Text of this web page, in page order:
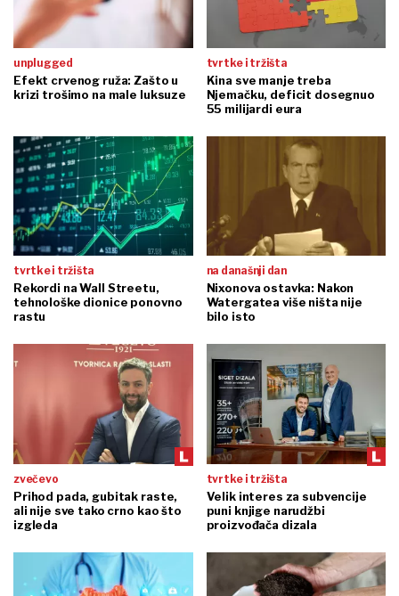
unplugged
Efekt crvenog ruža: Zašto u
krizi trošimo na male luksuze
tvrtke i tržišta
Kina sve manje treba
Njemačku, deficit dosegnuo
55 milijardi eura
tvrtke i tržišta
Rekordi na Wall Streetu,
tehnološke dionice ponovno
rastu
na današnji dan
Nixonova ostavka: Nakon
Watergatea više ništa nije
bilo isto
zvečevo
Prihod pada, gubitak raste,
ali nije sve tako crno kao što
izgleda
tvrtke i tržišta
Velik interes za subvencije
puni knjige narudžbi
proizvođača dizala